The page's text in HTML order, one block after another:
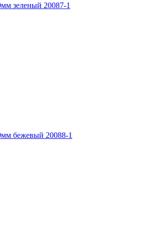
зеленый 20087-1
бежевый 20088-1